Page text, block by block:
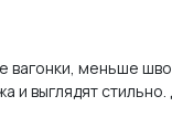
меньше
стильно.